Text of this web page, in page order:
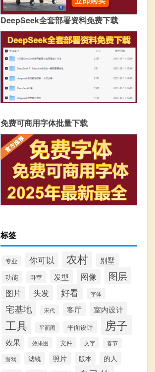
DeepSeek全套部署资料免费下载
免费可商用字体批量下载
标签
专业 你可以 农村 别墅
功能 卧室 发型 图像 图层
图片 头发 好看 字体
宅基地 宋代 客厅 室内设计
工具 平面图 平面设计 房子
效果 效果图 文件 文字 春节
游戏 滤镜 照片 版本 的人